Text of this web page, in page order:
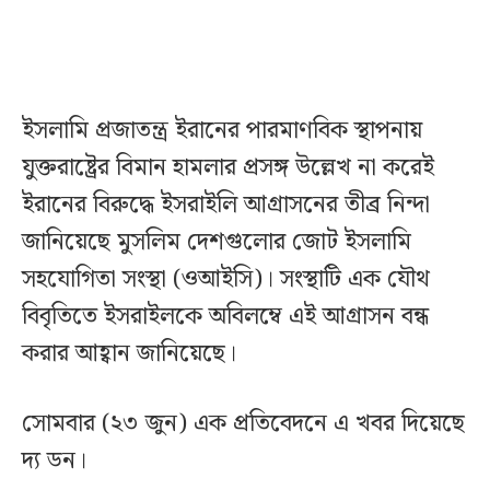
ইসলামি প্রজাতন্ত্র ইরানের পারমাণবিক স্থাপনায়
যুক্তরাষ্ট্রের বিমান হামলার প্রসঙ্গ উল্লেখ না করেই
ইরানের বিরুদ্ধে ইসরাইলি আগ্রাসনের তীব্র নিন্দা
জানিয়েছে মুসলিম দেশগুলোর জোট ইসলামি
সহযোগিতা সংস্থা (ওআইসি)। সংস্থাটি এক যৌথ
বিবৃতিতে ইসরাইলকে অবিলম্বে এই আগ্রাসন বন্ধ
করার আহ্বান জানিয়েছে।
সোমবার (২৩ জুন) এক প্রতিবেদনে এ খবর দিয়েছে
দ্য ডন।